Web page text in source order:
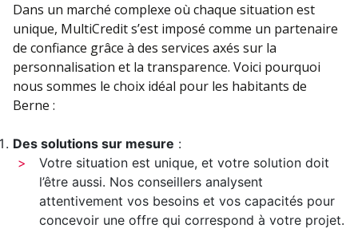
Dans un marché complexe où chaque situation est
unique, MultiCredit s’est imposé comme un partenaire
de confiance grâce à des services axés sur la
personnalisation et la transparence. Voici pourquoi
nous sommes le choix idéal pour les habitants de
Berne :
Des solutions sur mesure :
Votre situation est unique, et votre solution doit
l’être aussi. Nos conseillers analysent
attentivement vos besoins et vos capacités pour
concevoir une offre qui correspond à votre projet.